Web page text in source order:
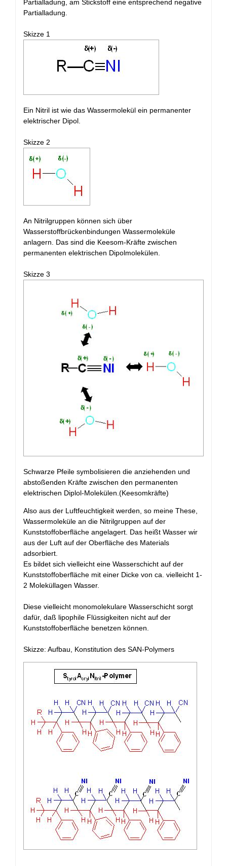
Partialladung, am Stickstoff eine entsprechend negative
Partialladung.
Skizze 1
Ein Nitril ist wie das Wassermolekül ein permanenter
elektrischer Dipol.
Skizze 2
An Nitrilgruppen können sich über
Wasserstoffbrückenbindungen Wassermoleküle
anlagern. Das sind die Keesom-Kräfte zwischen
permanenten elektrischen Dipolmolekülen.
Skizze 3
Schwarze Pfeile symbolisieren die anziehenden und
abstoßenden Kräfte zwischen den permanenten
elektrischen Diplol-Molekülen.(Keesomkräfte)
Also aus der Luftfeuchtigkeit werden, so meine These,
Wassermoleküle an die Nitrilgruppen auf der
Kunststoffoberfläche angelagert. Das heißt Wasser wir
aus der Luft auf der Oberfläche des Materials
adsorbiert.
Es bildet sich vielleicht eine Wasserschicht auf der
Kunststoffoberfläche mit einer Dicke von ca. vielleicht 1-
2 Moleküllagen Wasser.
Diese vielleicht monomolekulare Wasserschicht sorgt
dafür, daß lipophile Flüssigkeiten nicht auf der
Kunststoffoberfläche benetzen können.
Skizze: Aufbau, Konstitution des SAN-Polymers